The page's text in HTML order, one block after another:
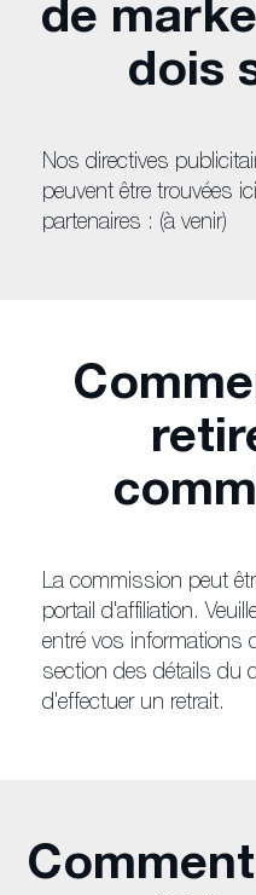
de
dois
Nos directives
peuvent être trouvées
partenaires : (à venir)
La commission peut
portail d'affiliation.
entré vos informations
section des détails du
d'effectuer un retrait.